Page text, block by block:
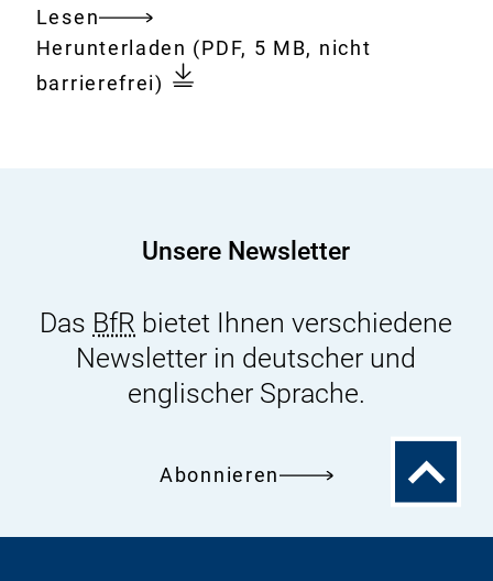
Lesen
Gesamtes
Dokument
Download:
Herunterladen BfR-
Jahresbericht
auch
englischer
Sprache
vor.)
(PDF, 5 MB, nicht
barrierefrei)
Unsere Newsletter
Das BfR bietet Ihnen verschiedene
Newsletter in deutscher und
englischer Sprache.
Abonnieren
Zum